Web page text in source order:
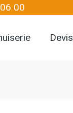
00
Devis